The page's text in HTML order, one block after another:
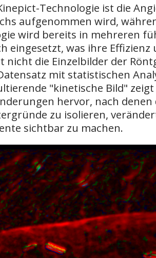
Technologie ist die
aufgenommen wird,
wird bereits in mehreren
eingesetzt, was ihre
nicht die Einzelbilder der
mit statistischen
"kinetische Bild"
hervor, nach
zu isolieren,
sichtbar zu machen.